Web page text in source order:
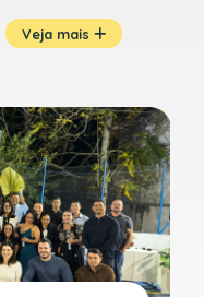
Veja mais